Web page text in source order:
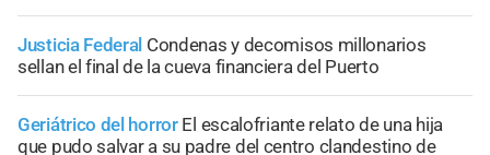
Justicia Federal Condenas y decomisos millonarios
sellan el final de la cueva financiera del Puerto
Geriátrico del horror El escalofriante relato de una hija
que pudo salvar a su padre del centro clandestino de